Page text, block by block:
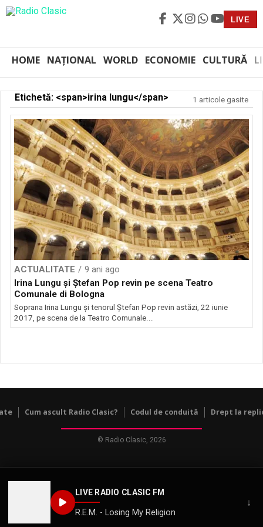
LIVE
HOME NAȚIONAL WORLD ECONOMIE CULTURĂ
LIVE RADIO CLASIC FM
R.E.M. - Losing My Religion
↓
Etichetă: <span>irina lungu</span> 1 articole gasite
ACTUALITATE
9 ani ago
Irina Lungu şi Ştefan Pop revin pe scena Teatro
Comunale di Bologna
Soprana Irina Lungu şi tenorul Ştefan Pop revin astăzi, 22 iunie
2017, pe scena de la Teatro Comunale...
Cum ascult Radio Clasic? Codul de conduită Drept la
© Radio Clasic, 2026